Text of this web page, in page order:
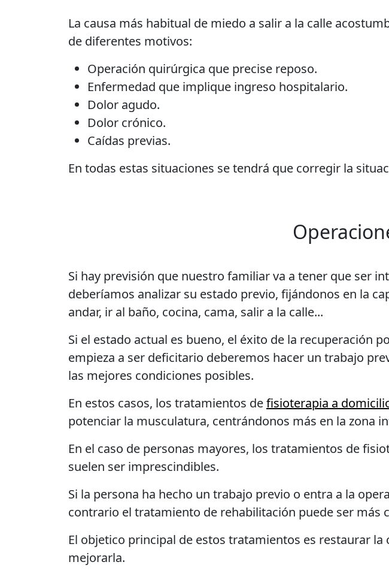
La causa más habitual de miedo a salir a la calle
de diferentes motivos:
Operación quirúrgica que precise reposo.
Enfermedad que implique ingreso hospitalario.
Dolor agudo.
Dolor crónico.
Caídas previas.
En todas estas situaciones se tendrá que corregir la
Si hay previsión que nuestro familiar va a tener que ser
deberíamos analizar su estado previo, fijándonos en la
andar, ir al baño, cocina, cama, salir a la calle...
Si el estado actual es bueno, el éxito de la recuperación
empieza a ser deficitario deberemos hacer un trabajo
las mejores condiciones posibles.
En estos casos, los tratamientos defisioterapia a
potenciar la musculatura, centrándonos más en la zona
En el caso de personas mayores, los tratamientos de
suelen ser imprescindibles.
Si la persona ha hecho un trabajo previo o entra a la
contrario el tratamiento de rehabilitación puede ser más
El objetico principal de estos tratamientos es restaurar
mejorarla.